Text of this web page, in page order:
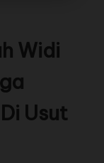
Widi
Usut